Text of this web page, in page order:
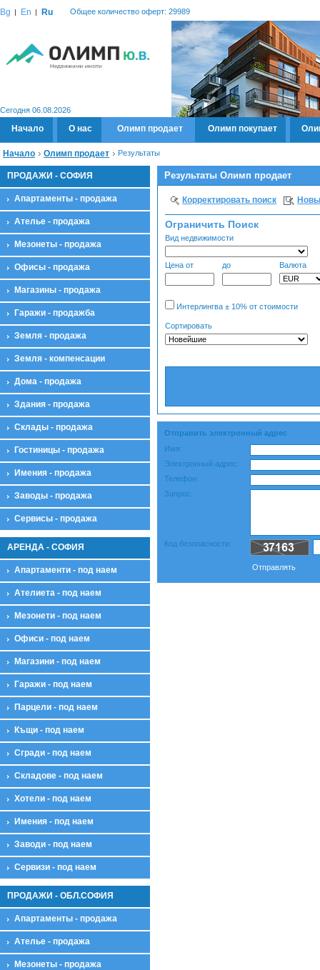
Bg En Ru Общее количество оферт: 29989
Сегодня 06.08.2026
Начало О нас Олимп продает Олимп покупает
Начало Олимп продает Результаты
ПРОДАЖИ - СОФИЯ
Апартаменты - продажа
Ателье - продажа
Мезонеты - продажа
Офисы - продажа
Магазины - продажа
Гаражи - продажба
Земля - продажа
Земля - компенсации
Дома - продажа
Здания - продажа
Склады - продажа
Гостиницы - продажа
Имения - продажа
Заводы - продажа
Сервисы - продажа
АРЕНДА - СОФИЯ
Апартаменти - под наем
Ателиета - под наем
Мезонети - под наем
Офиси - под наем
Магазини - под наем
Гаражи - под наем
Парцели - под наем
Къщи - под наем
Сгради - под наем
Складове - под наем
Хотели - под наем
Имения - под наем
Заводи - под наем
Сервизи - под наем
ПРОДАЖИ - ОБЛ.СОФИЯ
Апартаменты - продажа
Ателье - продажа
Мезонеты - продажа
Результаты Олимп продает
Корректировать поиск
Ограничить Поиск
Вид недвижимости
Цена от до Валюта
Интерлингва ± 10% от стоимости
Сортировать
Отправить электронный адрес
Имя:
Электронный адрес:
Телефон:
Запрос:
Код безопасности:
Oтправлять